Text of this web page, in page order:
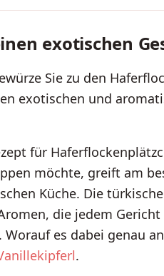
exotischen
Sie zu den
exotischen und
für
möchte, greift am
Küche. Die
die jedem Gericht
es dabei genau
.